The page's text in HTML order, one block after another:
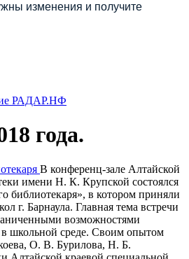
изменения и получите
года.
В конференц-зале Алтайской
имени Н. К. Крупской состоялся
библиотекаря», в котором приняли
г. Барнаула. Главная тема встречи
возможностями
в школьной среде. Своим опытом
О. В. Бурилова, Н. Б.